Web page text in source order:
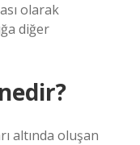
olarak
diğer
altında oluşan